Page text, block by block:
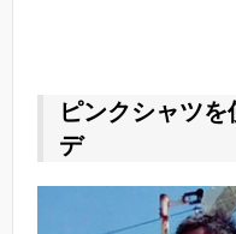
ピンクシャツ
デ